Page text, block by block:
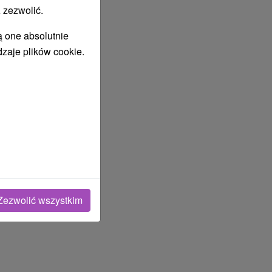
one absolutnie
plików cookie.
wszystkim